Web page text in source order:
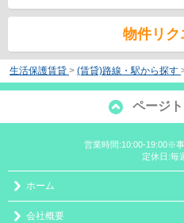
物件リク
生活保護賃貸 > (賃貸)路線・駅から探す
ページ
営業時間:10:00-19:00※
定休日:毎
ホーム
会社概要